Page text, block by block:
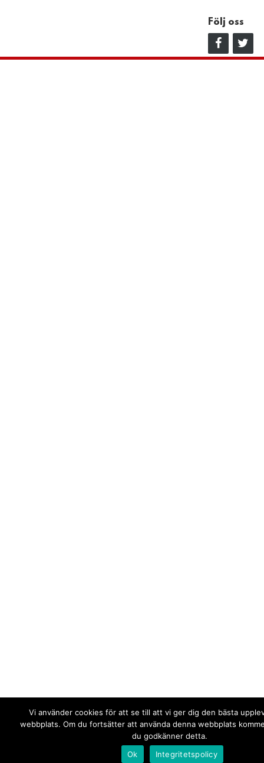
Följ oss
Vi använder cookies för att se till att vi ger dig den bästa
webbplats. Om du fortsätter att använda denna webbplats
du godkänner detta.
Ok
Integritetspolicy